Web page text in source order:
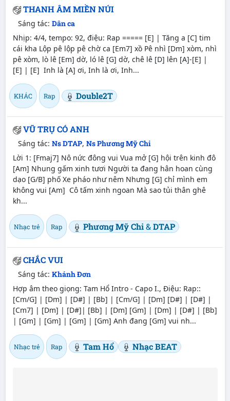
THANH ÂM MIỀN NÚI
Sáng tác: Dân ca
Nhịp: 4/4, tempo: 92, điệu: Rap ===== [E] | Tăng a [C] tim
cái kha Lộp pê lộp pê chờ ca [Em7] xồ Pê nhì [Dm] xòm, nhì
pê xòm, lò lê [Em] dờ, ló lê [G] dờ, chê lê [D] lên [A]-[E] |
[E] | [E] Inh là [A] ơi, Inh là ơi, Inh...
KHÁC Rap Double2T
VŨ TRỤ CÓ ANH
Sáng tác: Ns DTAP, Ns Phương Mỹ Chi
Lời 1: [Fmaj7] Nô nức đông vui Vua mở [G] hội trên kinh đô
[Am] Nhung gấm xinh tươi Người ta đang hân hoan cùng
dạo [G/B] phố Xe pháo như nêm Nhưng [G] chỉ mình em
không vui [Am] Cô tấm xinh ngoan Mà sao tủi thân ghê
kh...
Nhạc trẻ Rap Phương Mỹ Chi&DTAP
CHẮC VUI
Sáng tác: Khánh Đơn
Hợp âm theo giọng: Tam Hổ Intro - Capo I., Điệu: Rap::
[Cm/G] | [Dm] | [D#] | [Bb] | [Cm/G] | [Dm] [D#] | [D#] |
[Cm7] | [Dm] | [D#]| [Bb] | [Dm] [Gm] | [Dm] | [D#] | [Bb]
| [Gm] | [Gm] | [Gm] | [Gm] Anh đang [Gm] vui nh...
Nhạc trẻ Rap Tam Hổ Nhạc BEAT